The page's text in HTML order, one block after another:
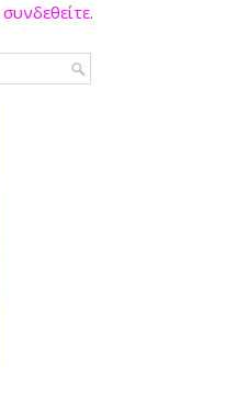
συνδεθείτε.